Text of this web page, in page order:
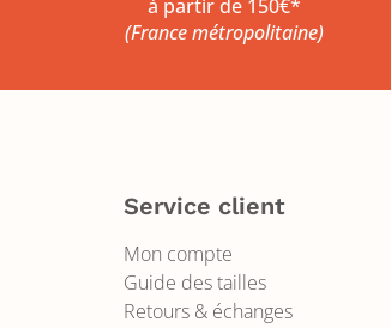
à partir de 150€*
(France métropolitaine)
Service client
Mon compte
Guide des tailles
Retours & échanges